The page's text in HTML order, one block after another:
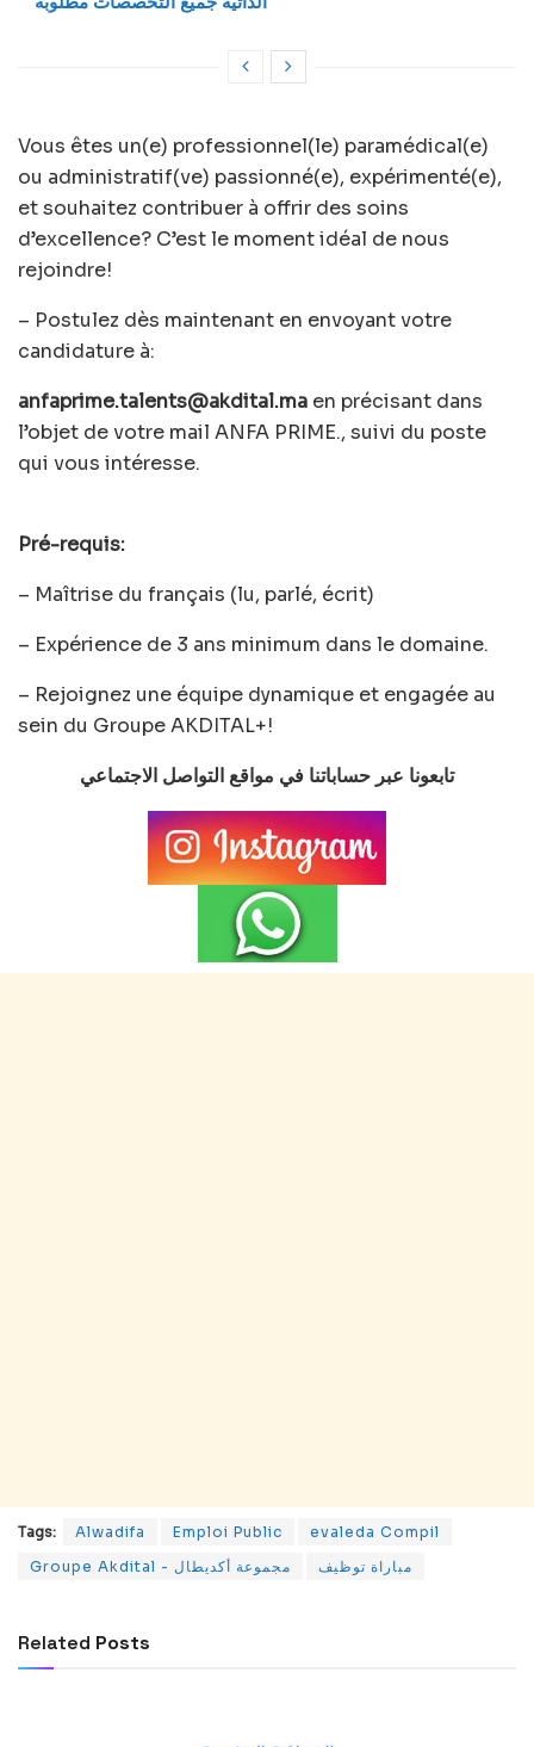
Vous êtes un(e) professionnel(le) paramédical(e)
ou administratif(ve) passionné(e), expérimenté(e),
et souhaitez contribuer à offrir des soins
d’excellence? C’est le moment idéal de nous
rejoindre!
– Postulez dès maintenant en envoyant votre
candidature à:
anfaprime.talents@akdital.ma en précisant dans
l’objet de votre mail ANFA PRIME., suivi du poste
qui vous intéresse.
Pré-requis:
– Maîtrise du français (lu, parlé, écrit)
– Expérience de 3 ans minimum dans le domaine.
– Rejoignez une équipe dynamique et engagée au
sein du Groupe AKDITAL+!
تابعونا عبر حساباتنا في مواقع التواصل الاجتماعي
Tags: Alwadifa Emploi Public
evaleda Compil
Groupe Akdital - مجموعة أكديطال
مباراة توظيف
Related Posts